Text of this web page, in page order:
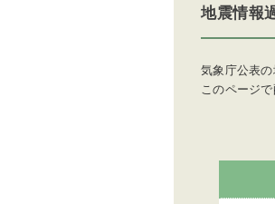
地震情報
気象庁公表
このページ